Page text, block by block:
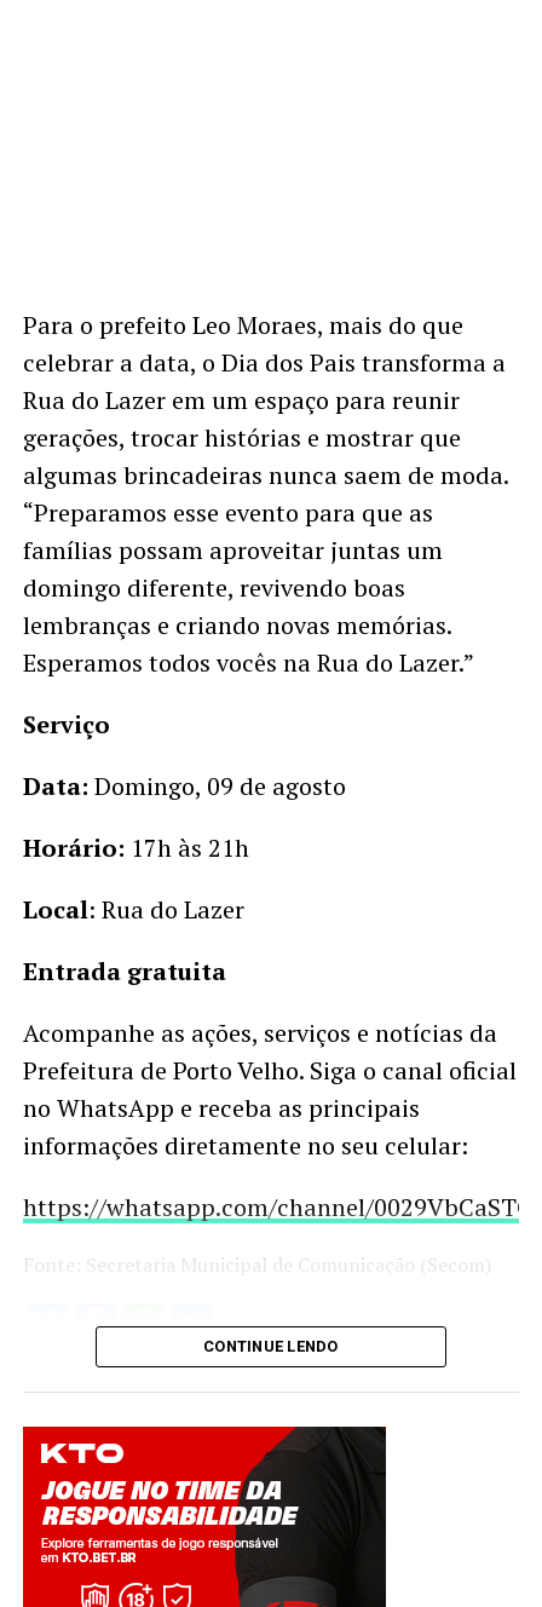
Para o prefeito Leo Moraes, mais do que
celebrar a data, o Dia dos Pais transforma a
Rua do Lazer em um espaço para reunir
gerações, trocar histórias e mostrar que
algumas brincadeiras nunca saem de moda.
“Preparamos esse evento para que as
famílias possam aproveitar juntas um
domingo diferente, revivendo boas
lembranças e criando novas memórias.
Esperamos todos vocês na Rua do Lazer.”
Serviço
Data: Domingo, 09 de agosto
Horário: 17h às 21h
Local: Rua do Lazer
Entrada gratuita
Acompanhe as ações, serviços e notícias da
Prefeitura de Porto Velho. Siga o canal oficial
no WhatsApp e receba as principais
informações diretamente no seu celular:
https://whatsapp.com/channel/
Fonte: Secretaria Municipal de Comunicação (Secom)
Twitter
Facebook
WhatsApp
Share
CONTINUE LENDO